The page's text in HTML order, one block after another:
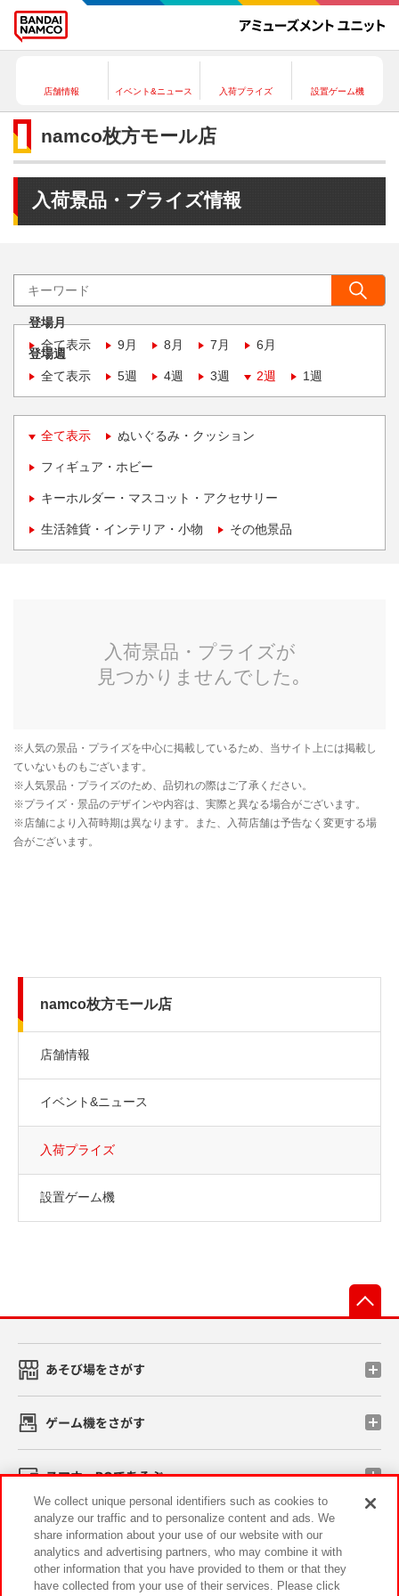
店舗情報 イベント&ニュース 入荷プライズ 設置ゲーム機
namco枚方モール店
入荷景品・プライズ情報
登場月
全て表示
9月 8月 7月 6月
登場週
全て表示
5週 4週 3週 2週 1週
全て表示 ぬいぐるみ・クッション
フィギュア・ホビー
キーホルダー・マスコット・アクセサリー
生活雑貨・インテリア・小物 その他景品
namco枚方モール店
店舗情報
イベント&ニュース
入荷プライズ
設置ゲーム機
あそび場をさがす
ゲーム機をさがす
スマホ・PCであそぶ
イベント・キャンペーン
We collect unique personal identifiers such as cookies to
analyze our traffic and to personalize content and ads. We
share information about your use of our website with our
analytics and advertising partners, who may combine it with
other information that you have provided to them or that they
have collected from your use of their services. Please click